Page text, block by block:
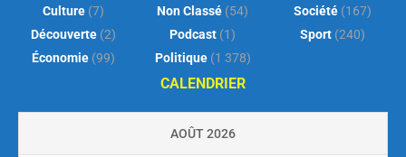
Culture (7)
Découverte (2)
Économie (99)
Non Classé (54)
Podcast (1)
Politique(1 378)
Société(167)
Sport(240)
CALENDRIER
AOÛT 2026